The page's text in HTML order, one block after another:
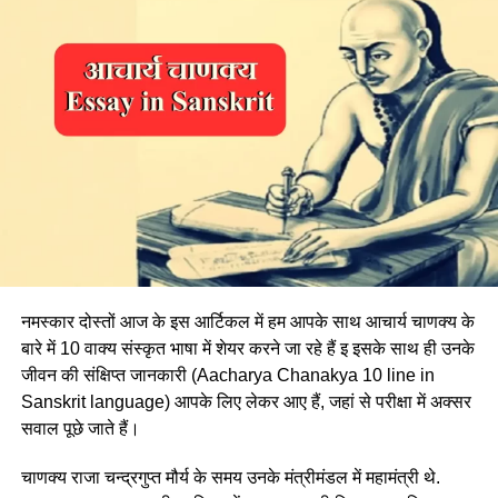
नमस्कार दोस्तों आज के इस आर्टिकल में हम आपके साथ आचार्य चाणक्य के
बारे में 10 वाक्य संस्कृत भाषा में शेयर करने जा रहे हैं इ इसके साथ ही उनके
जीवन की संक्षिप्त जानकारी (Aacharya Chanakya 10 line in
Sanskrit language) आपके लिए लेकर आए हैं, जहां से परीक्षा में अक्सर
सवाल पूछे जाते हैं।
चाणक्य राजा चन्द्रगुप्त मौर्य के समय उनके मंत्रीमंडल में महामंत्री थे.